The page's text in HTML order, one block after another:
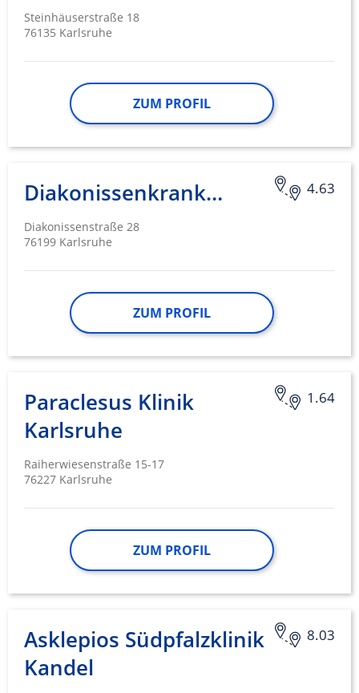
Steinhäuserstraße 18
76135 Karlsruhe
ZUM PROFIL
4.63
Diakonissenkrankenhaus
Diakonissenstraße 28
76199 Karlsruhe
ZUM PROFIL
1.64
Paraclesus Klinik
Karlsruhe
Raiherwiesenstraße 15-17
76227 Karlsruhe
ZUM PROFIL
8.03
Asklepios Südpfalzklinik
Kandel